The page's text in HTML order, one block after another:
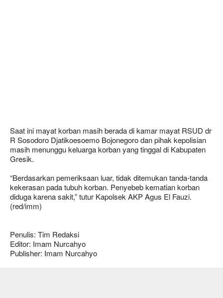
Saat ini mayat korban masih berada di kamar mayat RSUD dr
R Sosodoro Djatikoesoemo Bojonegoro dan pihak kepolisian
masih menunggu keluarga korban yang tinggal di Kabupaten
Gresik.
“Berdasarkan pemeriksaan luar, tidak ditemukan tanda-tanda
kekerasan pada tubuh korban. Penyebeb kematian korban
diduga karena sakit,” tutur Kapolsek AKP Agus El Fauzi.
(red/imm)
Penulis: Tim Redaksi
Editor: Imam Nurcahyo
Publisher: Imam Nurcahyo